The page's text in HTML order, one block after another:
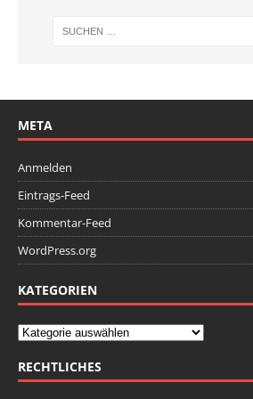
META
Anmelden
Eintrags-Feed
Kommentar-Feed
WordPress.org
KATEGORIEN
RECHTLICHES